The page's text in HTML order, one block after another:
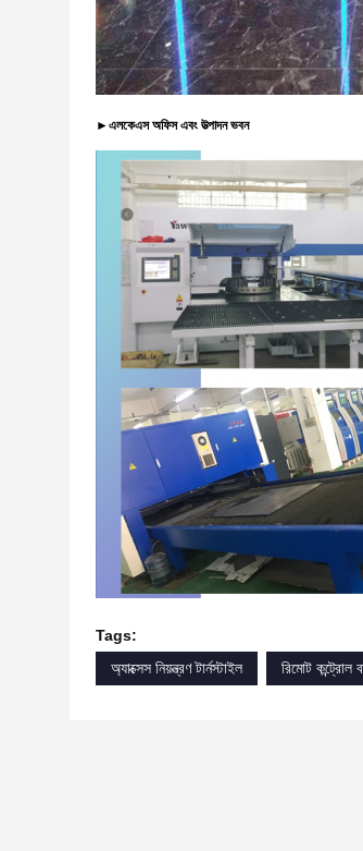
►এলকেএস অফিস এবং উত্পাদন ভবন
Tags:
অ্যাক্সেস নিয়ন্ত্রণ টার্নস্টাইল
রিমোট কন্ট্রোল